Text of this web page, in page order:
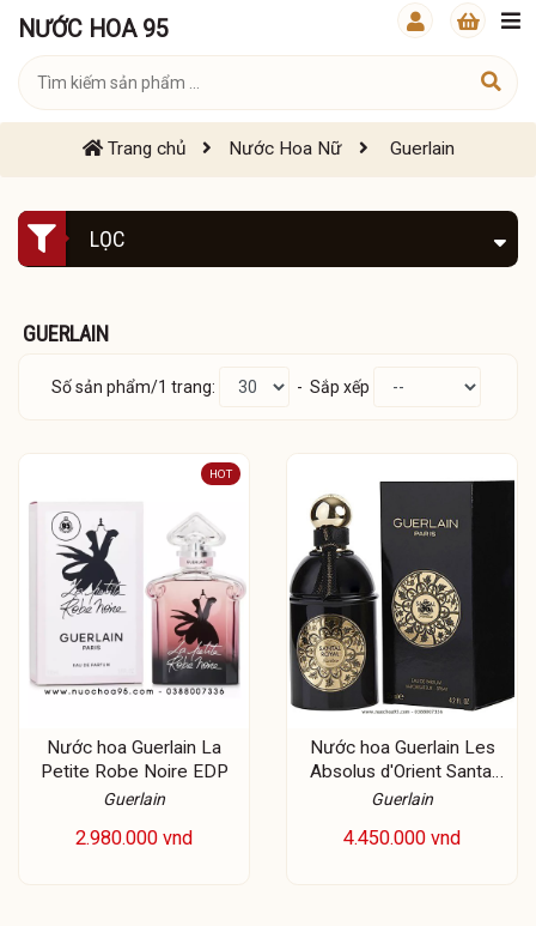
NƯỚC HOA 95
Trang chủ Nước Hoa Nữ Guerlain
LỌC
GUERLAIN
Số sản phẩm/1 trang: - Sắp xếp
HOT
Nước hoa Guerlain La
Petite Robe Noire EDP
Guerlain
2.980.000 vnd
Nước hoa Guerlain Les
Absolus d'Orient Santal
Royal
Guerlain
4.450.000 vnd